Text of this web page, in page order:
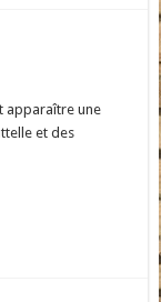
apparaître une
et des